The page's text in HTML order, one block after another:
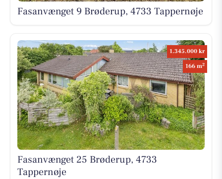
Fasanvænget 9 Brøderup, 4733 Tappernøje
1.345.000 kr
166 m2
Fasanvænget 25 Brøderup, 4733
Tappernøje